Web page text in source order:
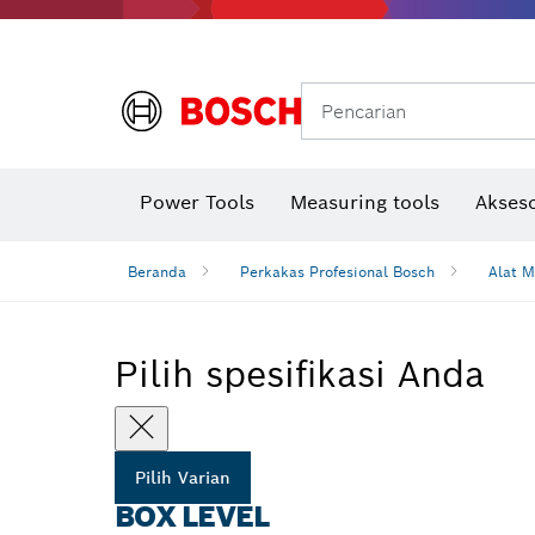
Pencarian
Power Tools Measuring tools
Beranda Perkakas Profesional Bosch Alat
Pilih spesifikasi Anda
Pilih Varian
BOX LEVEL